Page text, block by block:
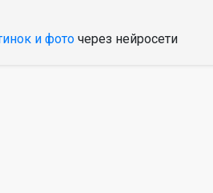
и фото через нейросети